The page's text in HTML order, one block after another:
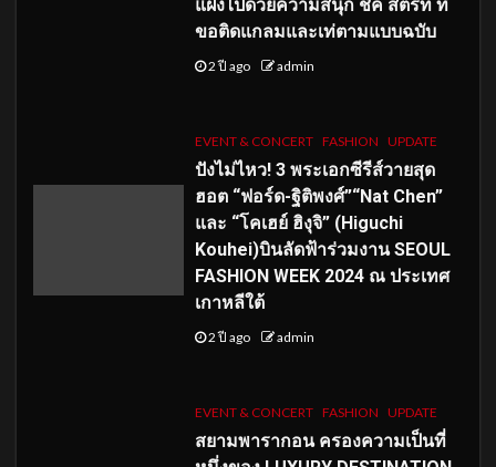
แฝงไปด้วยความสนุก ชิค สตรีท ที่
ขอติดแกลมและเท่ตามแบบฉบับ
2 ปี ago admin
EVENT & CONCERT FASHION UPDATE
ปังไม่ไหว! 3 พระเอกซีรีส์วายสุด
ฮอต “ฟอร์ด-ฐิติพงศ์”“Nat Chen”
และ “โคเฮย์ ฮิงุจิ” (Higuchi
Kouhei)บินลัดฟ้าร่วมงาน SEOUL
FASHION WEEK 2024 ณ ประเทศ
เกาหลีใต้
2 ปี ago admin
EVENT & CONCERT FASHION UPDATE
สยามพารากอน ครองความเป็นที่